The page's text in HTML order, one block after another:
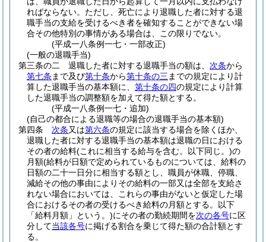
ればならない。 ただし、死亡により退職した者に対する退
職手当の支給を受けるべき者を確知することができない場
合その他特別の事情がある場合は、この限りでない。
(平成一八条例一七・一部改正)
(一般の退職手当)
第三条の二
退職した者に対する退職手当の額は、 次条から
第七条 まで及び第十条から第十条の三 までの規定により計
算した退職手当の基本額に、 第十条の四の規定により計算
した退職手当の調整額を加えて得た額とする。
(平成一八条例一七・追加)
(自己の都合による退職等の場合の退職手当の基本額)
第四条
次条又は第六条の規定に該当する場合を除くほか、
退職した者に対する退職手当の基本額は退職の日における
その者の給料(これに相当する給与を含む。以下同じ。)の
月額(給料が日額で定められているものについては、給料の
日額の二十一日分に相当する額とし、職員が休職、停職、
減給その他の事由によりその給料の一部又は全部を支給さ
れない場合においては、これらの事由がないと仮定した場
合におけるその者の受けるべき給料の月額とする。以下
「給料月額」という。)にその者の勤続期間を次の各号に区
分して当該各号に掲げる割合を乗じて得た額の合計額とす
る。